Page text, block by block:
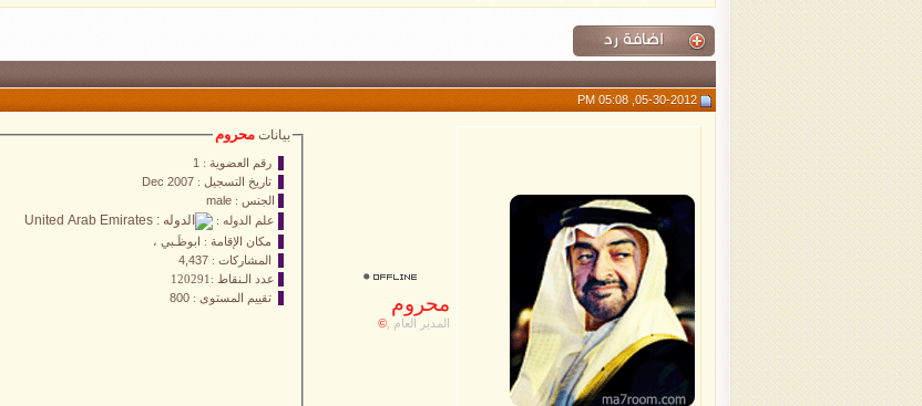
محروم
المدير العام , ©
بياناتمحروم
رقم العضوية : 1
تاريخ التسجيل :Dec 2007
الجنس :male
علم الدوله :
مكان الإقامة : ابوظَـبي ،
المشاركات :4,437
عدد الـنقاط :120291
تقييم المستوى :800